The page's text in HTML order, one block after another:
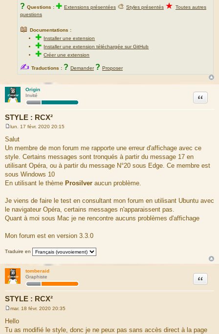
? Questions : ✚ Extensions présentées 🎨 Styles présentés ★ Toutes autres
questions
📖 Documentations :
✚ Installer une extension
✚ Installer une extension téléchargée sur GitHub
✚Créer une extension
✍ Traductions : ? Demander ? Proposer
Origin
Invité
STYLE : RCX²
Citation
e
s
s
a
g
lun. 17 févr. 2020 20:15
Salut
Un membre de mon forum me rapporte une erreur d'affichage avec ce
style. Certains messages sont tronqués à partir du message 17 en
utilisant Opéra, ou à partir du message N°20 sous Edge. Ce membre est
sous Windows 10
En utilisant le thème Prosilver aucun problème.
Je viens de faire le test en consultant mon forum en utilisant Ubuntu avec
le navigateur Opéra, certains messages n'apparaissent pas.
Quant à moi sous Mac je ne rencontre aucuns problèmes d'affichage
Mon forum est en version 3.3.0
Traduire en
tomberaid
Graphiste
STYLE : RCX²
Citation
e
s
s
mar. 18 févr. 2020 20:35
Hello
Tu as modifié le style, donc je ne peux pas sans accès direct à la page